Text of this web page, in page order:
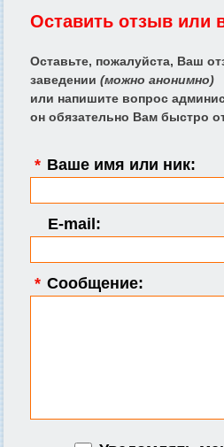
Оставить отзыв или
Оставьте, пожалуйста, Ваш
заведении (можно анонимно)
или напишите вопрос
он обязательно Вам быстро
* Ваше имя или ник:
E-mail:
* Сообщение: